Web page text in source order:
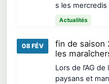
s les
Actualités
08 FÉV
fin de saison
les
Lors de l’AG
paysans et